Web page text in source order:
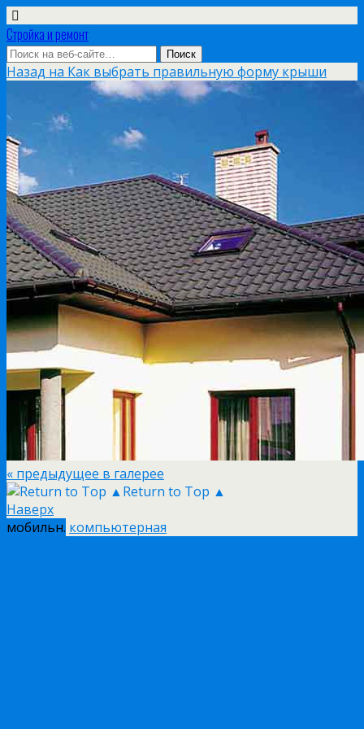
Стройка и ремонт
Назад на Как выбрать правильную форму крыши
« предыдущее в галерее
Return to Top ▲
Наверх
мобильн. компьютерная